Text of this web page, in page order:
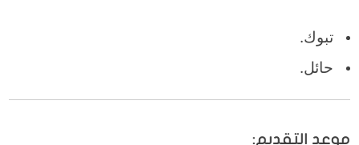
تبوك.
حائل.
موعد التقديم: